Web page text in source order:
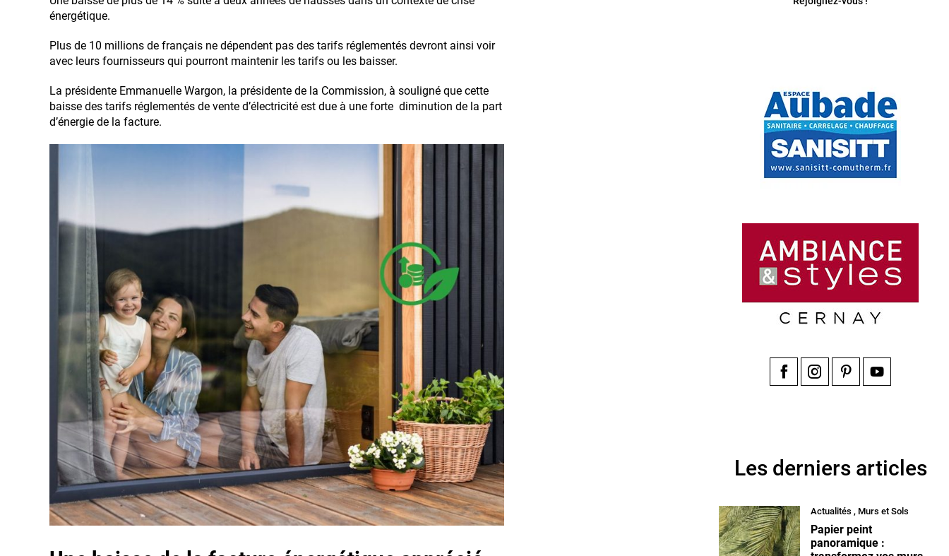
énergétique.
Plus de 10 millions de français ne dépendent pas des tarifs réglementés devront ainsi voir
avec leurs fournisseurs qui pourront maintenir les tarifs ou les baisser.
La présidente Emmanuelle Wargon, la présidente de la Commission, à souligné que cette
baisse des tarifs réglementés de vente d’électricité est due à une forte diminution de la part
d’énergie de la facture.
Les derniers articles
Actualités , Murs et Sols
Papier peint
panoramique :